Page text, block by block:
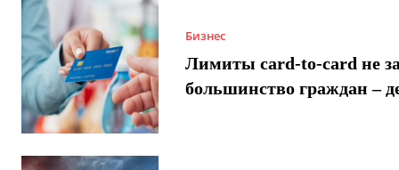
Бизнес
Лимиты card-to-card не
большинство граждан –